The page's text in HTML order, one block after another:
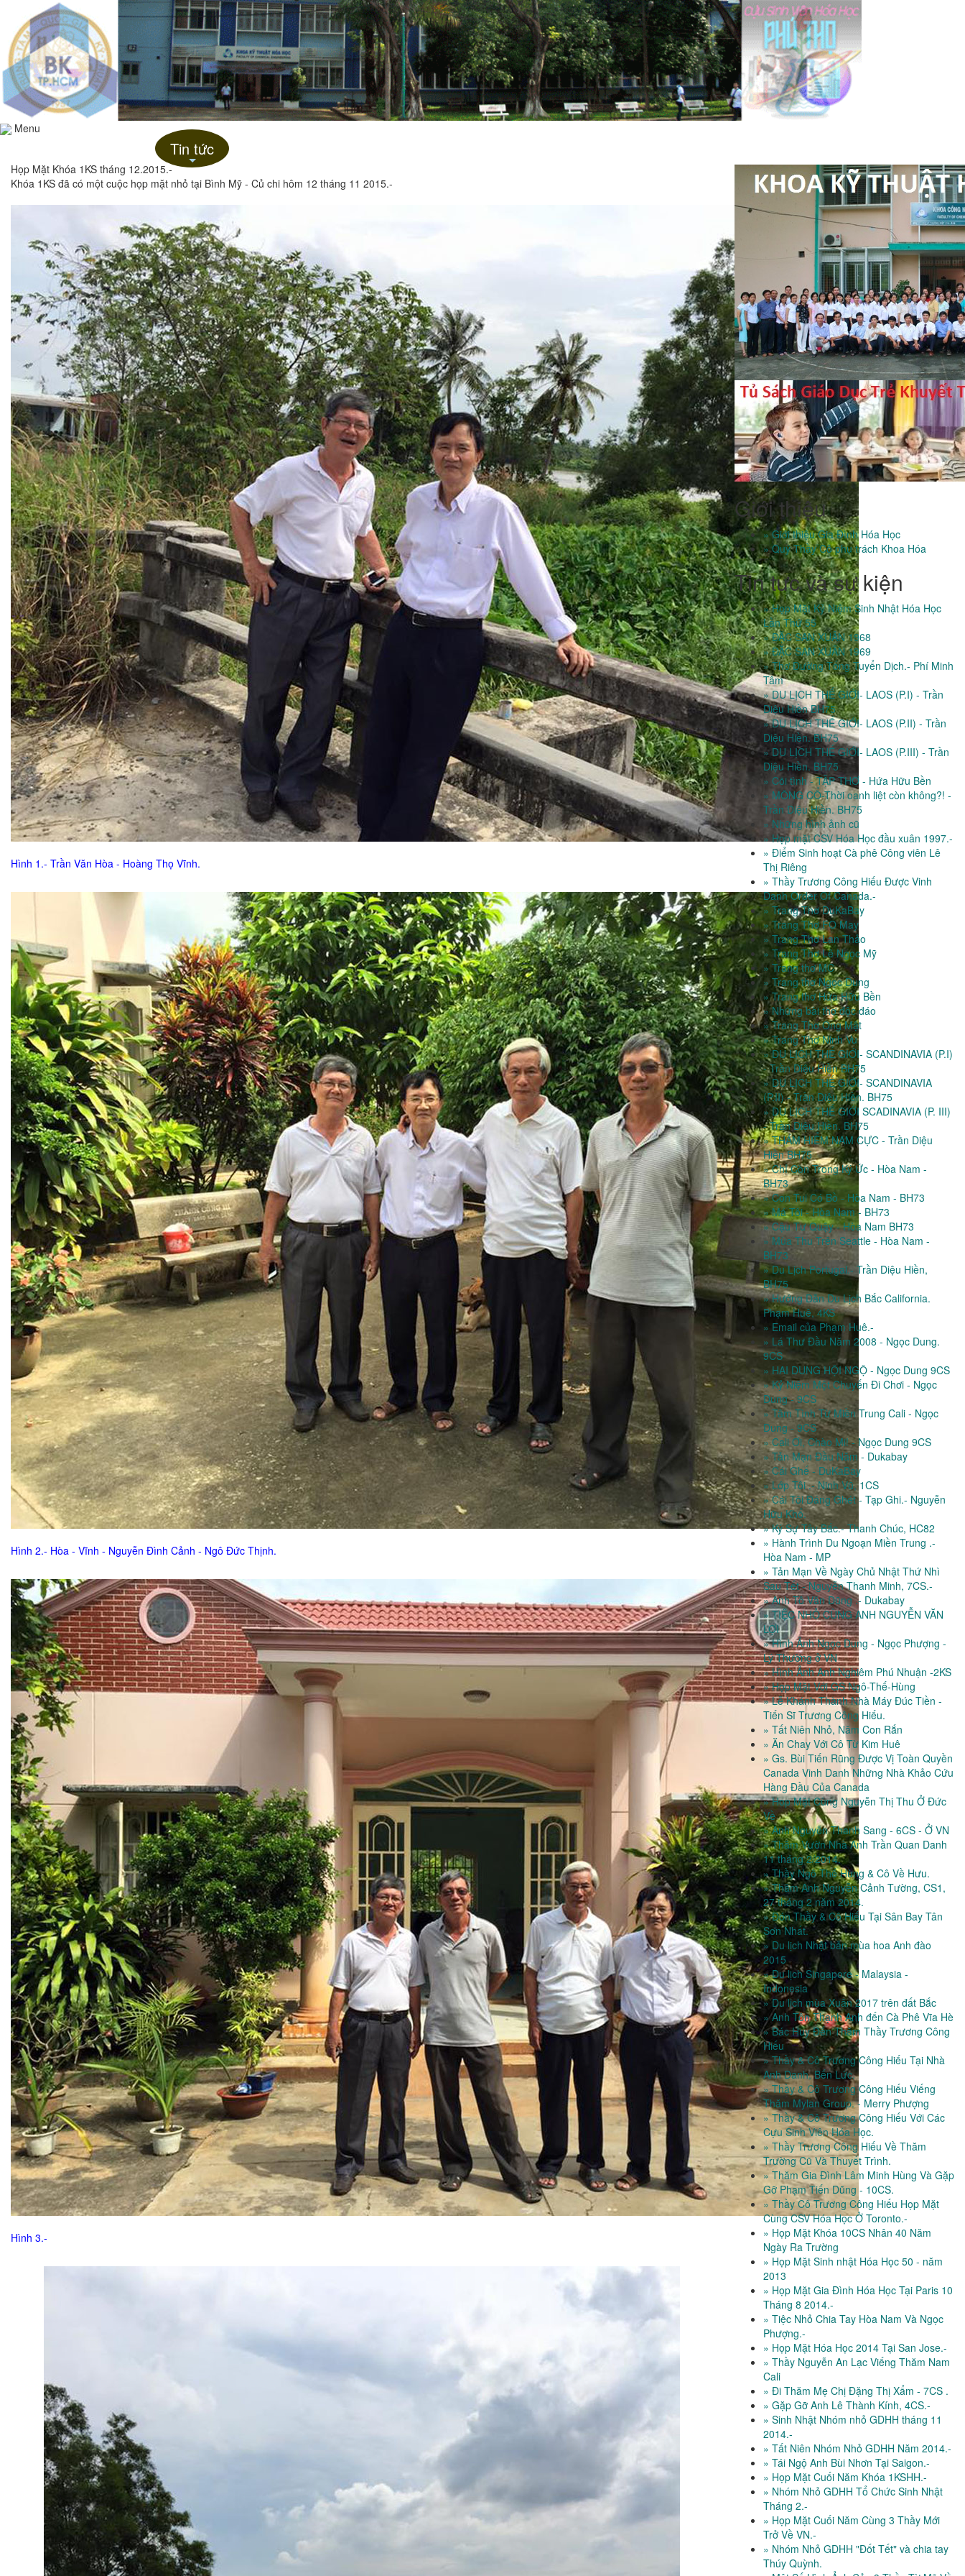
Menu
+
Tin tức
Họp Mặt Khóa 1KS tháng 12.2015.-
Khóa 1KS đã có một cuộc họp mặt nhỏ tại Bình Mỹ - Củ chi hôm 12 tháng 11 2015.-
Hình 1.- Trần Văn Hòa - Hoàng Thọ Vĩnh.
Hình 2.- Hòa - Vĩnh - Nguyễn Đình Cảnh - Ngô Đức Thịnh.
Hình 3.-
Giới thiệu
» Giới thiệu Gia Đình Hóa Học
» Quý Thầy Cô phụ trách Khoa Hóa
Tin tưc và sự kiện
» Họp Mặt Kỷ Niệm Sinh Nhật Hóa Học
Lần Thứ 55
» ĐẶC SAN XUÂN 1968
» ĐẶC SAN XUÂN 1969
» Thơ Đường Tống Tuyển Dịch.- Phí Minh
Tâm
» DU LỊCH THẾ GIỚI- LAOS (P.I) - Trần
Diệu Hiền BH75
» DU LỊCH THẾ GIỚI- LAOS (P.II) - Trần
Diệu Hiền. BH75
» DU LỊCH THẾ GIỚI- LAOS (P.III) - Trần
Diệu Hiền. BH75
» Cõi tình - TẬP THƠ - Hứa Hữu Bền
» MÔNG CỔ-Thời oanh liệt còn không?! -
Trần Diệu Hiền. BH75
» Những hình ảnh cũ
» Họp mặt CSV Hóa Học đầu xuân 1997.-
» Điểm Sinh hoạt Cà phê Công viên Lê
Thị Riêng
» Thầy Trương Công Hiếu Được Vinh
Danh Order Of Canada.-
» Trang Thơ DuKaBay
» Trang Thơ FO May
» Trang Thơ Lan Thảo
» Trang Thơ Lê Ngọc Mỹ
» Trang thơ MC
» Trang thơ Ngọc Dung
» Trang thơ Hứa Hữu Bền
» Những bài thơ độc đáo
» Trang Thơ Ong Mật
» Trang Thơ Ninh Vu
» DU LỊCH THẾ GIỚI- SCANDINAVIA (P.I)
- Trần Diệu Hiền BH75
» DU LỊCH THẾ GIỚI- SCANDINAVIA
(P.II) - Trần Diệu Hiền. BH75
» DU LỊCH THẾ GIỚI SCADINAVIA (P. III)
- Trần Diệu Hiền. BH75
» THÁM HIỂM NAM CỰC - Trần Diệu
Hiền BH75
» Chỉ Còn Trong Ký Ức - Hòa Nam -
BH73
» Con Tui Có Bồ - Hòa Nam - BH73
» Má Tôi - Hòa Nam - BH73
» Cậu Tư Quậy - Hòa Nam BH73
» Mùa Thu Trên Seattle - Hòa Nam -
BH73
» Du Lịch Portugal.- Trần Diệu Hiền,
BH75
» Hướng Dẫn Du Lịch Bắc California.
Phạm Huê, 4KS
» Email của Phạm Huê.-
» Lá Thư Đầu Năm 2008 - Ngọc Dung.
9CS
» HAI DUNG HỘI NGỘ - Ngọc Dung 9CS
» Kỷ Niệm Một Chuyến Đi Chơi - Ngọc
Dung - 9CS
» Tâm Tình Từ Miền Trung Cali - Ngọc
Dung - 9CS
» Cali Ơi, Chào Mi! - Ngọc Dung 9CS
» Tản Mạn Đầu Năm - Dukabay
» Cái Ghế - DuKaBay
» Lớp Tôi .- Ninh Vũ, 1CS
» Cái Tôi Đáng Ghét - Tạp Ghi.- Nguyễn
Hữu Khổ.
» Ký Sự Tây Bắc.- Thanh Chúc, HC82
» Hành Trình Du Ngoạn Miền Trung .-
Hòa Nam - MP
» Tản Mạn Về Ngày Chủ Nhật Thứ Nhì
Sau Tết - Nguyễn Thanh Minh, 7CS.-
» Anh Tô Văn Dũng .- Dukabay
» TIỆC NHỎ CÙNG ANH NGUYỄN VĂN
LỢI
» Hình Ảnh Ngọc Dung - Ngọc Phượng -
Lý Thường ở VN
» Hình Ảnh Anh Nghiêm Phú Nhuận -2KS
» Họp Mặt Với GS Ngô-Thế-Hùng
» Lễ Khánh Thành Nhà Máy Đúc Tiền -
Tiến Sĩ Trương Công Hiếu.
» Tất Niên Nhỏ, Năm Con Rắn
» Ăn Chay Với Cô Từ Kim Huê
» Gs. Bùi Tiến Rũng Được Vị Toàn Quyền
Canada Vinh Danh Những Nhà Khảo Cứu
Hàng Đầu Của Canada
» Hop Mặt Cùng Nguyễn Thị Thu Ở Đức
Về
» Anh Nguyễn Thanh Sang - 6CS - Ở VN
» Thăm Vườn Nhà Anh Trần Quan Danh
11 tháng 2/2014.
» Thầy Ngô Thế Hùng & Cô Về Hưu.
» Thăm Anh Nguyễn Cảnh Tường, CS1,
27 tháng 2 năm 2014.
» Đón Thầy & Cô Hiếu Tại Sân Bay Tân
Sơn Nhất.
» Du lịch Nhật bản mùa hoa Anh đào
2015
» Du lịch Singapore - Malaysia -
Indonesia
» Du lịch mùa Xuân 2017 trên đất Bắc
» Anh Tôn Thạnh Anh đến Cà Phê Vĩa Hè
» Bác Huy Đến Thăm Thầy Trương Công
Hiếu
» Thầy & Cô Trương Công Hiếu Tại Nhà
Anh Danh, Bến Lức.
» Thầy & Cô Trương Công Hiếu Viếng
Thăm Mylan Group. - Merry Phượng
» Thầy & Cô Trương Công Hiếu Với Các
Cựu Sinh Viên Hóa Học.
» Thầy Trương Công Hiếu Về Thăm
Trường Cũ Và Thuyết Trình.
» Thăm Gia Đình Lâm Minh Hùng Và Gặp
Gỡ Phạm Tiến Dũng - 10CS.
» Thầy Cô Trương Công Hiếu Họp Mặt
Cùng CSV Hóa Học Ở Toronto.-
» Họp Mặt Khóa 10CS Nhân 40 Năm
Ngày Ra Trường
» Họp Mặt Sinh nhật Hóa Học 50 - năm
2013
» Họp Mặt Gia Đình Hóa Học Tại Paris 10
Tháng 8 2014.-
» Tiệc Nhỏ Chia Tay Hòa Nam Và Ngọc
Phượng.-
» Họp Mặt Hóa Học 2014 Tại San Jose.-
» Thầy Nguyễn An Lạc Viếng Thăm Nam
Cali
» Đi Thăm Mẹ Chị Đặng Thị Xẩm - 7CS .
» Gặp Gỡ Anh Lê Thành Kính, 4CS.-
» Sinh Nhật Nhóm nhỏ GDHH tháng 11
2014.-
» Tất Niên Nhóm Nhỏ GDHH Năm 2014.-
» Tái Ngộ Anh Bùi Nhơn Tại Saigon.-
» Họp Mặt Cuối Năm Khóa 1KSHH.-
» Nhóm Nhỏ GDHH Tổ Chức Sinh Nhật
Tháng 2.-
» Họp Mặt Cuối Năm Cùng 3 Thầy Mới
Trở Về VN.-
» Nhóm Nhỏ GDHH "Đốt Tết" và chia tay
Thúy Quỳnh.